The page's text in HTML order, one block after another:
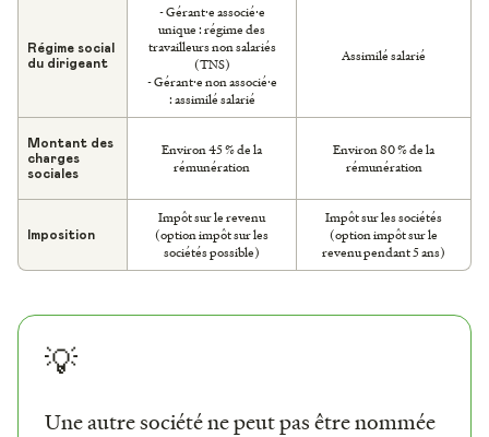
Régime social
du dirigeant
- Gérant·e associé·e
unique : régime des
travailleurs non salariés
(TNS)
- Gérant·e non associé·e
: assimilé salarié
Assimilé salarié
Montant des
charges
sociales
Environ 45 % de la
rémunération
Environ 80 % de la
rémunération
Imposition
Impôt sur le revenu
(option impôt sur les
sociétés possible)
Impôt sur les sociétés
(option impôt sur le
revenu pendant 5 ans)
💡
Une autre société ne peut pas être nommée